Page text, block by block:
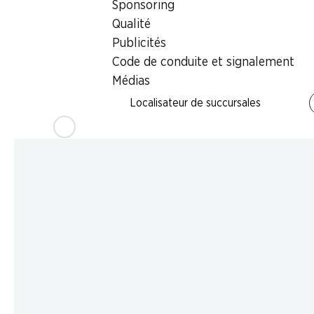
Sponsoring
Qualité
Publicités
Code de conduite et signalement
Médias
Localisateur de succursales